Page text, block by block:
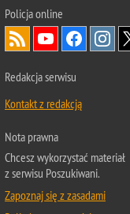
Policjaonline
Redakcja serwisu
Kontakt z redakcją
Nota prawna
Chcesz wykorzystać materiał
z serwisu Poszukiwani.
Zapoznaj się z zasadami